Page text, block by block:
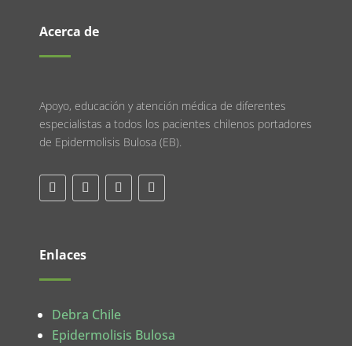
Acerca de
Apoyo, educación y atención médica de diferentes
especialistas a todos los pacientes chilenos portadores
de Epidermolisis Bulosa (EB).
Enlaces
Debra Chile
Epidermolisis Bulosa